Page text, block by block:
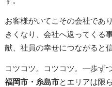
お客様がいてこその会社であ
きくなり、会社へ返ってくる
献、社員の幸せにつながると
コツコツ。コツコツ。一歩ずつ
福岡市・糸島市とエリアは限